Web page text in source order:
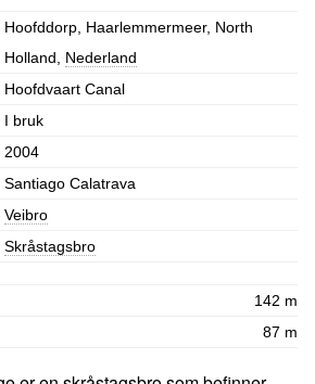
Hoofddorp, Haarlemmermeer, North
Holland, Nederland
Hoofdvaart Canal
I bruk
2004
Santiago Calatrava
Veibro
Skråstagsbro
142 m
87 m